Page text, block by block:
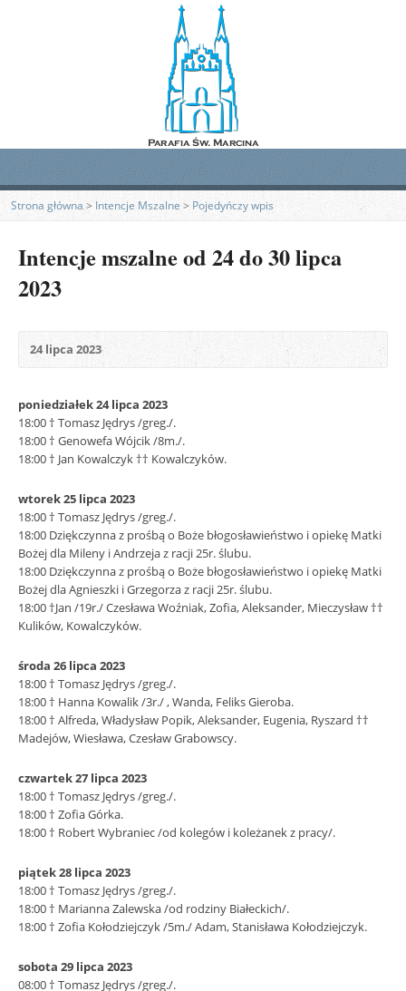
Strona główna> Intencje Mszalne> Pojedyńczy wpis
Intencje mszalne od 24 do 30 lipca
2023
24 lipca 2023
poniedziałek 24 lipca 2023
18:00 † Tomasz Jędrys /greg./.
18:00 † Genowefa Wójcik /8m./.
18:00 † Jan Kowalczyk †† Kowalczyków.
wtorek 25 lipca 2023
18:00 † Tomasz Jędrys /greg./.
18:00 Dziękczynna z prośbą o Boże błogosławieństwo i opiekę Matki
Bożej dla Mileny i Andrzeja z racji 25r. ślubu.
18:00 Dziękczynna z prośbą o Boże błogosławieństwo i opiekę Matki
Bożej dla Agnieszki i Grzegorza z racji 25r. ślubu.
18:00 †Jan /19r./ Czesława Woźniak, Zofia, Aleksander, Mieczysław ††
Kulików, Kowalczyków.
środa 26 lipca 2023
18:00 † Tomasz Jędrys /greg./.
18:00 † Hanna Kowalik /3r./ , Wanda, Feliks Gieroba.
18:00 † Alfreda, Władysław Popik, Aleksander, Eugenia, Ryszard ††
Madejów, Wiesława, Czesław Grabowscy.
czwartek 27 lipca 2023
18:00 † Tomasz Jędrys /greg./.
18:00 † Zofia Górka.
18:00 † Robert Wybraniec /od kolegów i koleżanek z pracy/.
piątek 28 lipca 2023
18:00 † Tomasz Jędrys /greg./.
18:00 † Marianna Zalewska /od rodziny Białeckich/.
18:00 † Zofia Kołodziejczyk /5m./ Adam, Stanisława Kołodziejczyk.
sobota 29 lipca 2023
08:00 † Tomasz Jędrys /greg./.